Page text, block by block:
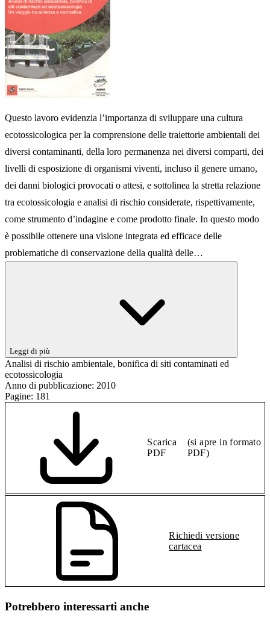
Questo lavoro evidenzia l’importanza di sviluppare una cultura
ecotossicologica per la comprensione delle traiettorie ambientali dei
diversi contaminanti, della loro permanenza nei diversi comparti, dei
livelli di esposizione di organismi viventi, incluso il genere umano,
dei danni biologici provocati o attesi, e sottolinea la stretta relazione
tra ecotossicologia e analisi di rischio considerate, rispettivamente,
come strumento d’indagine e come prodotto finale. In questo modo
è possibile ottenere una visione integrata ed efficace delle
problematiche di conservazione della qualità delle…
Leggi di più
Analisi di rischio ambientale, bonifica di siti contaminati ed
ecotossicologia
Anno di pubblicazione: 2010
Pagine: 181
Scarica
PDF
(si apre in formato
PDF)
Richiedi versione
cartacea
Potrebbero interessarti anche